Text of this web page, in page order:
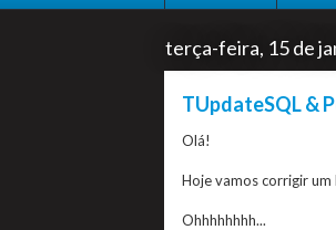
terça-feira, 15 de
TUpdateSQL &
Olá!
Hoje vamos corrigir um
Ohhhhhhhh...